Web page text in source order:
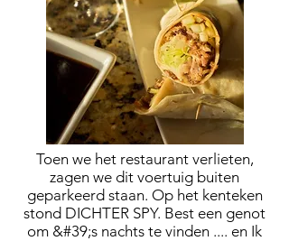
Toen we het restaurant verlieten,
zagen we dit voertuig buiten
geparkeerd staan. Op het kenteken
stond DICHTER SPY. Best een genot
om &#39;s nachts te vinden .... en Ik